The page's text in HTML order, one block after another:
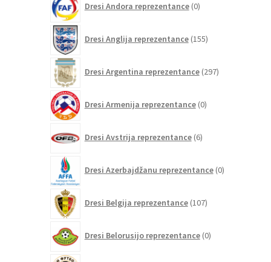
Dresi Andora reprezentance 0izdelkov
Dresi Anglija reprezentance 155izdelkov
Dresi Argentina reprezentance 297izdelkov
Dresi Armenija reprezentance 0izdelkov
Dresi Avstrija reprezentance 6izdelkov
Dresi Azerbajdžanu reprezentance 0izdelkov
Dresi Belgija reprezentance 107izdelkov
Dresi Belorusijo reprezentance 0izdelkov